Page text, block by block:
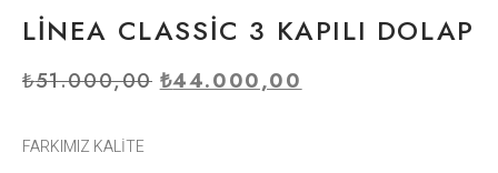
LİNEA CLASSİC 3 KAPILI DOLAP
₺51.000,00 ₺44.000,00
FARKIMIZ KALİTE